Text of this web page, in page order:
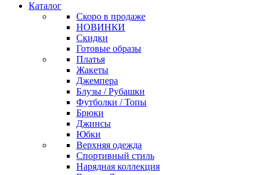
Каталог
Скоро в продаже
НОВИНКИ
Скидки
Готовые образы
Платья
Жакеты
Джемпера
Блузы / Рубашки
Футболки / Топы
Брюки
Джинсы
Юбки
Верхняя одежда
Спортивный стиль
Нарядная коллекция